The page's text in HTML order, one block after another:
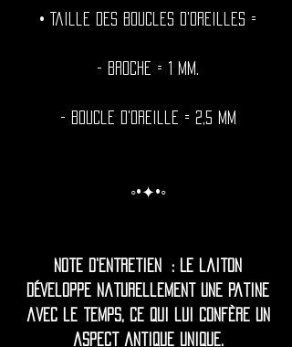
• Taille des boucles d'oreilles =
- Broche = 1 mm.
- Boucle d'oreille = 2,5 mm
◦•✦•◦
Note d'entretien : Le laiton
développe naturellement une patine
avec le temps, ce qui lui confère un
aspect antique unique.